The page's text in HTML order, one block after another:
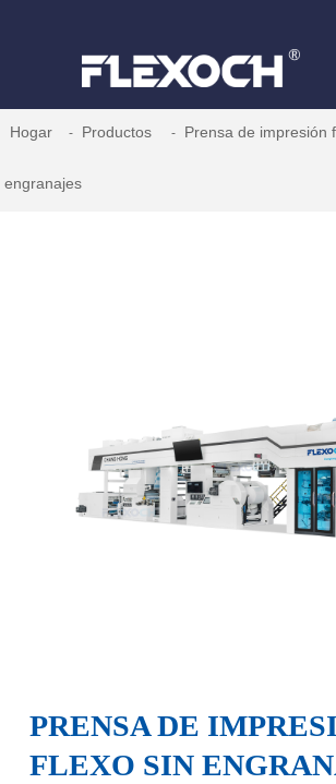
Hogar Productos Prensa de impresión
engranajes
PRENSA DE
FLEXO SIN